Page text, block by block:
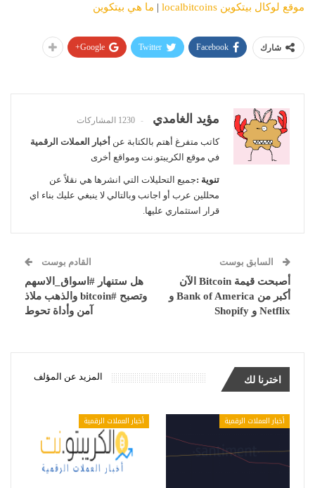
موقع لوكال بيتكوين localbitcoins
| ما هي بيتكوين
شارك Facebook
Twitter
Google+
مؤيد الغامدي 1230 المشاركات
كاتب متفرغ أهتم بالكتابة عن أخبار العملات الرقمية
في موقع الكريبتو.نت ومواقع أخرى
تنوية :جميع التحليلات التي انشرها هي نقلاً عن
محللين عرب أو اجانب وبالتالي لا ينبغي عليك بناء اي
قرار استثماري عليها.
السابق بوست
أصبحت قيمة Bitcoin الآن
أكبر من Bank of America و
Netflix و Shopify
القادم بوست
هل ستنهار #اسواق_الاسهم
وتصبح #bitcoin والذهب ملاذ
آمن وأداة تحوط
اخترنا لك المزيد عن المؤلف
أخبار العملات الرقمية أخبار العملات الرقمية